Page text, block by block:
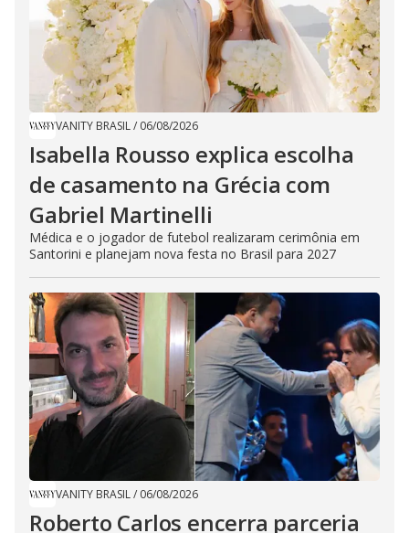
VANITY BRASIL/ 06/08/2026
Isabella Rousso explica escolha
de casamento na Grécia com
Gabriel Martinelli
Médica e o jogador de futebol realizaram cerimônia em
Santorini e planejam nova festa no Brasil para 2027
VANITY BRASIL/ 06/08/2026
Roberto Carlos encerra parceria